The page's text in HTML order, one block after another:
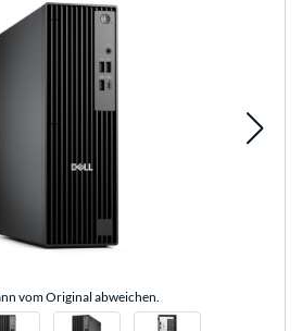
vom Original abweichen.